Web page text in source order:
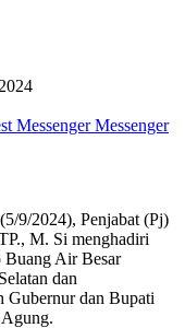
Messenger Messenger
9/2024), Penjabat (Pj)
M. Si menghadiri
Buang Air Besar
dan
Gubernur dan Bupati